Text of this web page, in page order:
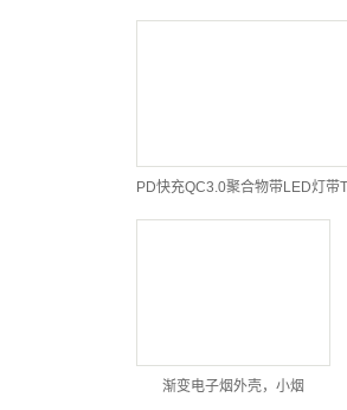
渐变电子烟外壳，小烟